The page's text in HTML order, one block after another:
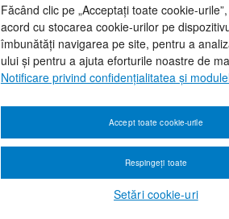
Făcând clic pe „Acceptați toate cookie-
acord cu stocarea cookie-urilor pe
îmbunătăți navigarea pe site, pentru a
ului și pentru a ajuta eforturile noastre de
Notificare privind confidențialitatea și
Setări cookie-uri
Respingeți toate
Accept toate cookie-urile